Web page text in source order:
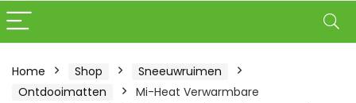
Home Shop
Sneeuwruimen
Ontdooimatten
Mi-Heat Verwarmbare